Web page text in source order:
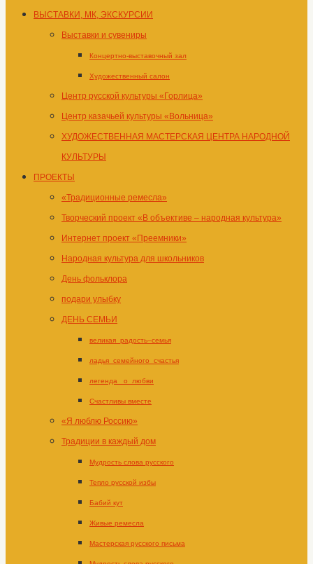
ВЫСТАВКИ, МК, ЭКСКУРСИИ
Выставки и сувениры
Концертно-выставочный зал
Художественный салон
Центр русской культуры «Горлица»
Центр казачьей культуры «Вольница»
ХУДОЖЕСТВЕННАЯ МАСТЕРСКАЯ ЦЕНТРА НАРОДНОЙ
КУЛЬТУРЫ
ПРОЕКТЫ
«Традиционные ремесла»
Творческий проект «В объективе – народная культура»
Интернет проект «Преемники»
Народная культура для школьников
День фольклора
подари улыбку
ДЕНЬ СЕМЬИ
великая_радость–семья
ладья_семейного_счастья
легенда _о_любви
Счастливы вместе
«Я люблю Россию»
Традиции в каждый дом
Мудрость слова русского
Тепло русской избы
Бабий кут
Живые ремесла
Мастерская русского письма